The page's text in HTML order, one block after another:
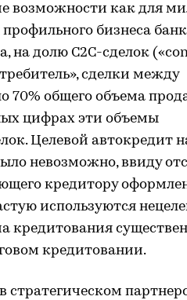
возможности как для
бизнеса
на долю С2С-сделок
сделки между
70% общего объема
цифрах эти объемы
Целевой автокредит
невозможно, ввиду
кредитору
используются
кредитовании.